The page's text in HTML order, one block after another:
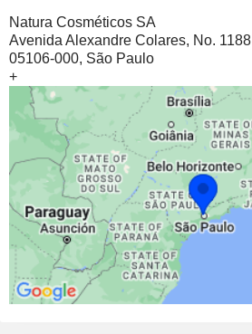
Natura Cosméticos SA
Avenida Alexandre Colares, No. 1188
05106-000, São Paulo
+